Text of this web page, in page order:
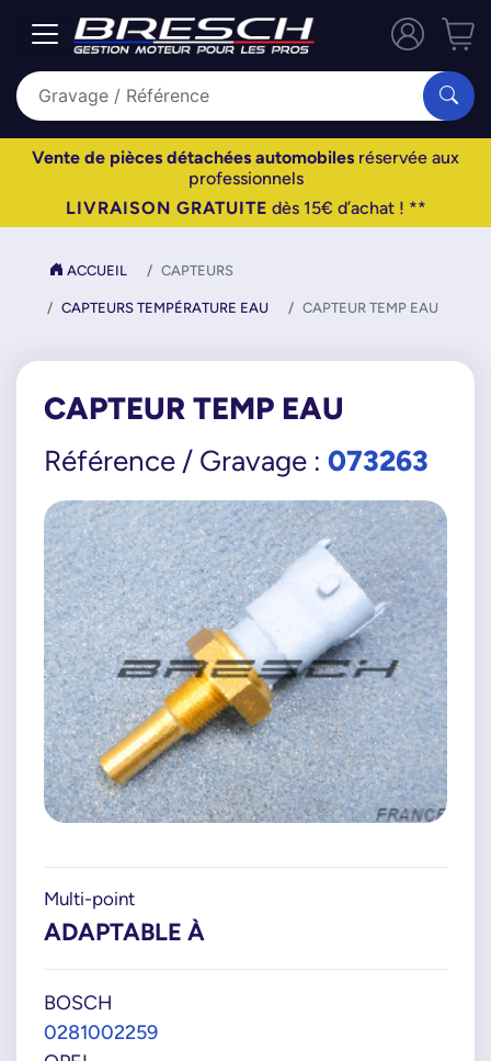
Vente de pièces détachées automobiles réservée aux
professionnels
LIVRAISON GRATUITE dès 15€ d’achat ! **
ACCUEIL CAPTEURS
CAPTEURS TEMPÉRATURE EAU CAPTEUR TEMP EAU
CAPTEUR TEMP EAU
Référence / Gravage : 073263
Multi-point
ADAPTABLE À
BOSCH
0281002259